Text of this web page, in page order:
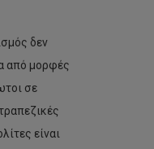
δεν
από μορφές
σε
είναι